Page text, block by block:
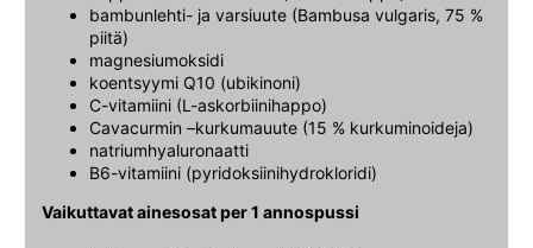
bambunlehti- ja varsiuute (Bambusa vulgaris, 75 %
piitä)
magnesiumoksidi
koentsyymi Q10 (ubikinoni)
C-vitamiini (L-askorbiinihappo)
Cavacurmin –kurkumauute (15 % kurkuminoideja)
natriumhyaluronaatti
B6-vitamiini (pyridoksiinihydrokloridi)
Vaikuttavat ainesosat per 1 annospussi